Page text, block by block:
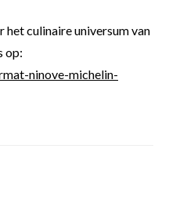
het culinaire universum van
op:
ninove-michelin-